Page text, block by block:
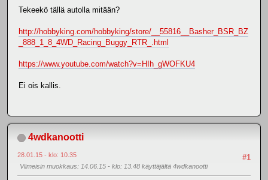
Tekeekö tällä autolla mitään?
http://hobbyking.com/hobbyking/store/__55816__Basher_BSR_BZ
_888_1_8_4WD_Racing_Buggy_RTR_.html
https://www.youtube.com/watch?v=HIh_gWOFKU4
Ei ois kallis.
4wdkanootti
#1
28.01.15 - klo: 10.35
Viimeisin muokkaus: 14.06.15 - klo: 13.48 käyttäjältä 4wdkanootti